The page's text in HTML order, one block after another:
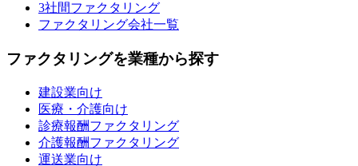
3社間ファクタリング
ファクタリング会社一覧
ファクタリングを業種から探す
建設業向け
医療・介護向け
診療報酬ファクタリング
介護報酬ファクタリング
運送業向け